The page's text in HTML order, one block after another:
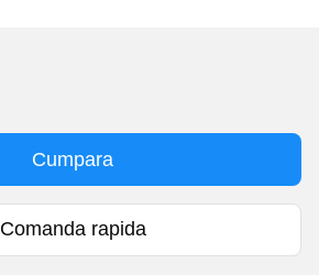
Cumpara
Comanda rapida